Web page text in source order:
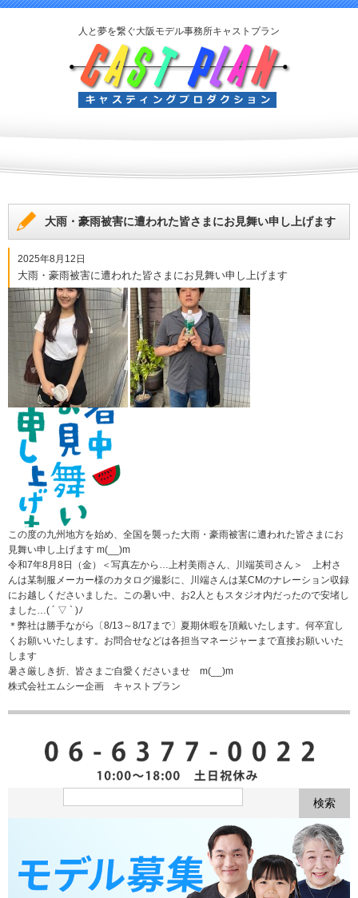
人と夢を繋ぐ大阪モデル事務所キャストプラン
大雨・豪雨被害に遭われた皆さまにお見舞い申し上げます
2025年8月12日
大雨・豪雨被害に遭われた皆さまにお見舞い申し上げます
この度の九州地方を始め、全国を襲った大雨・豪雨被害に遭われた皆さまにお
見舞い申し上げます m(__)m
令和7年8月8日（金）＜写真左から…上村美雨さん、川端英司さん＞ 上村さ
んは某制服メーカー様のカタログ撮影に、川端さんは某CMのナレーション収録
にお越しくださいました。この暑い中、お2人ともスタジオ内だったので安堵し
ました…( ´ ▽ ` )ﾉ
＊弊社は勝手ながら〔8/13～8/17まで〕夏期休暇を頂戴いたします。何卒宜し
くお願いいたします。お問合せなどは各担当マネージャーまで直接お願いいた
します
暑さ厳しき折、皆さまご自愛くださいませ m(__)m
株式会社エムシー企画 キャストプラン